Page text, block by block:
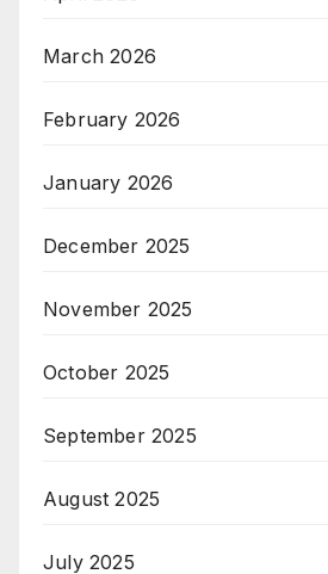
March 2026
February 2026
January 2026
December 2025
November 2025
October 2025
September 2025
August 2025
July 2025